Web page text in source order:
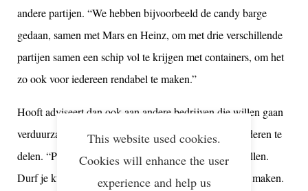
andere partijen. “We hebben bijvoorbeeld de candy barge
gedaan, samen met Mars en Heinz, om met drie verschillende
partijen samen een schipvol te krijgen met containers, om het
zo ook voor iedereen rendabel te maken.”
Hooft adviseert dan ook aan andere bedrijven die willen gaan
verduurzamen om niet bang te zijn om dingen met anderen te
delen. “Probeer je open te stellen en durf vragen te stellen.
Durf je kwetsbaar op te stellen, om stappen te kunnen maken.
This website used cookies.
Cookies will enhance the user
experience and help us